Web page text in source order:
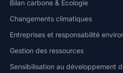
Bilan carbone & Écologie
Changements climatiques
Entreprises et responsabilité
Gestion des ressources
Sensibilisation au développement